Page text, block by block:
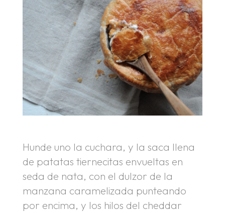
Hunde uno la cuchara, y la saca llena
de patatas tiernecitas envueltas en
seda de nata, con el dulzor de la
manzana caramelizada punteando
por encima, y los hilos del cheddar